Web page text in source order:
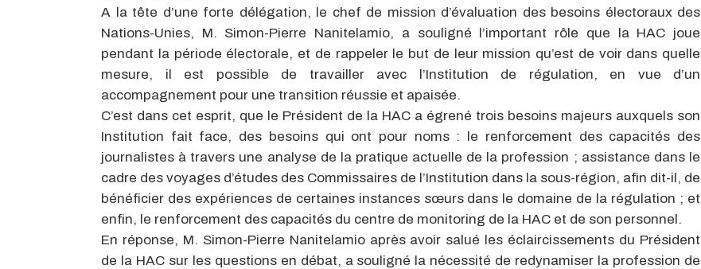
A la tête d’une forte délégation, le chef de mission d’évaluation des besoins électoraux des
Nations-Unies, M. Simon-Pierre Nanitelamio, a souligné l’important rôle que la HAC joue
pendant la période électorale, et de rappeler le but de leur mission qu’est de voir dans quelle
mesure, il est possible de travailler avec l’Institution de régulation, en vue d’un
accompagnement pour une transition réussie et apaisée.
C’est dans cet esprit, que le Président de la HAC a égrené trois besoins majeurs auxquels son
Institution fait face, des besoins qui ont pour noms : le renforcement des capacités des
journalistes à travers une analyse de la pratique actuelle de la profession ; assistance dans le
cadre des voyages d’études des Commissaires de l’Institution dans la sous-région, afin dit-il, de
bénéficier des expériences de certaines instances sœurs dans le domaine de la régulation ; et
enfin, le renforcement des capacités du centre de monitoring de la HAC et de son personnel.
En réponse, M. Simon-Pierre Nanitelamio après avoir salué les éclaircissements du Président
de la HAC sur les questions en débat, a souligné la nécessité de redynamiser la profession de